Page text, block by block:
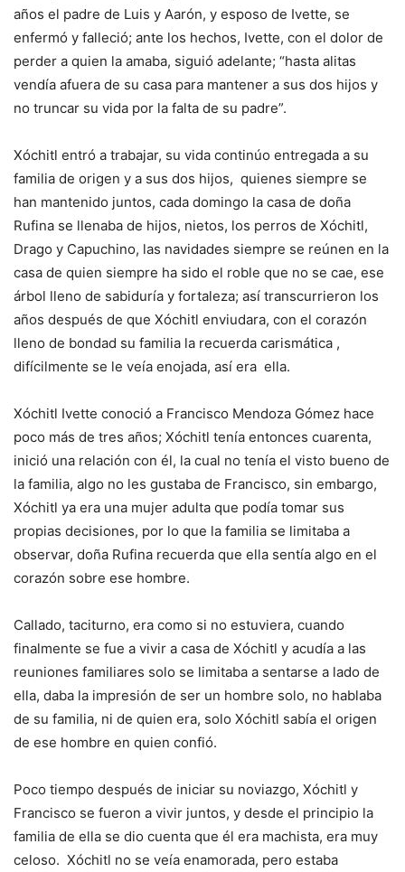
años el padre de Luis y Aarón, y esposo de Ivette, se
enfermó y falleció; ante los hechos, Ivette, con el dolor de
perder a quien la amaba, siguió adelante; “hasta alitas
vendía afuera de su casa para mantener a sus dos hijos y
no truncar su vida por la falta de su padre”.
Xóchitl entró a trabajar, su vida continúo entregada a su
familia de origen y a sus dos hijos, quienes siempre se
han mantenido juntos, cada domingo la casa de doña
Rufina se llenaba de hijos, nietos, los perros de Xóchitl,
Drago y Capuchino, las navidades siempre se reúnen en la
casa de quien siempre ha sido el roble que no se cae, ese
árbol lleno de sabiduría y fortaleza; así transcurrieron los
años después de que Xóchitl enviudara, con el corazón
lleno de bondad su familia la recuerda carismática ,
difícilmente se le veía enojada, así era ella.
Xóchitl Ivette conoció a Francisco Mendoza Gómez hace
poco más de tres años; Xóchitl tenía entonces cuarenta,
inició una relación con él, la cual no tenía el visto bueno de
la familia, algo no les gustaba de Francisco, sin embargo,
Xóchitl ya era una mujer adulta que podía tomar sus
propias decisiones, por lo que la familia se limitaba a
observar, doña Rufina recuerda que ella sentía algo en el
corazón sobre ese hombre.
Callado, taciturno, era como si no estuviera, cuando
finalmente se fue a vivir a casa de Xóchitl y acudía a las
reuniones familiares solo se limitaba a sentarse a lado de
ella, daba la impresión de ser un hombre solo, no hablaba
de su familia, ni de quien era, solo Xóchitl sabía el origen
de ese hombre en quien confió.
Poco tiempo después de iniciar su noviazgo, Xóchitl y
Francisco se fueron a vivir juntos, y desde el principio la
familia de ella se dio cuenta que él era machista, era muy
celoso. Xóchitl no se veía enamorada, pero estaba